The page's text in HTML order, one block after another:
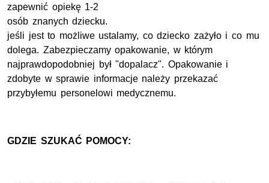
zapewnić opiekę 1-2
osób znanych dziecku.
jeśli jest to możliwe ustalamy, co dziecko zażyło i co mu
dolega. Zabezpieczamy opakowanie, w którym
najprawdopodobniej był "dopalacz". Opakowanie i
zdobyte w sprawie informacje należy przekazać
przybyłemu personelowi medycznemu.
GDZIE SZUKAĆ POMOCY: